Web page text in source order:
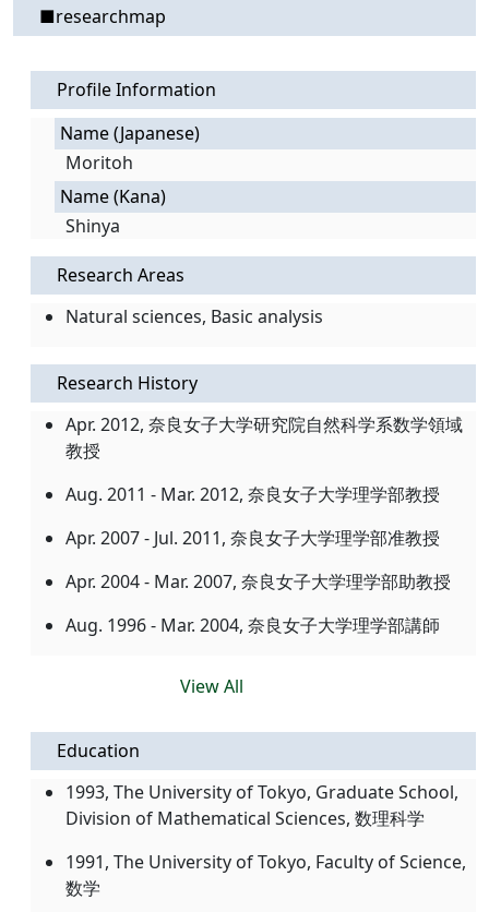
■researchmap
Profile Information
Name (Japanese)
Moritoh
Name (Kana)
Shinya
Research Areas
Natural sciences, Basic analysis
Research History
Apr. 2012, 奈良女子大学研究院自然科学系数学領域
教授
Aug. 2011 - Mar. 2012, 奈良女子大学理学部教授
Apr. 2007 - Jul. 2011, 奈良女子大学理学部准教授
Apr. 2004 - Mar. 2007, 奈良女子大学理学部助教授
Aug. 1996 - Mar. 2004, 奈良女子大学理学部講師
View All
Education
1993, The University of Tokyo, Graduate School,
Division of Mathematical Sciences, 数理科学
1991, The University of Tokyo, Faculty of Science,
数学